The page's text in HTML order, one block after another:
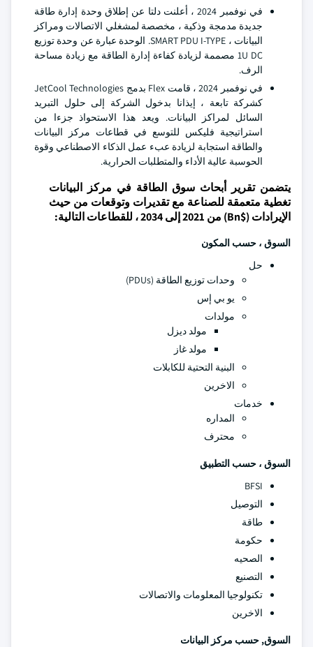
في نوفمبر 2024 ، أعلنت دلتا عن إطلاق وحدة إدارة طاقة
جديدة مدمجة وذكية ، مخصصة لمشغلي الاتصالات ومراكز
البيانات ، SMART PDU I-TYPE. الوحدة عبارة عن وحدة توزيع
1U DC مصممة لزيادة كفاءة إدارة الطاقة مع زيادة مساحة
الرف.
في نوفمبر 2024 ، قامت Flex بدمج JetCool Technologies
كشركة تابعة ، إيذانا بدخول الشركة إلى حلول التبريد
السائل لمراكز البيانات. ويعد هذا الاستحواذ جزءا من
استراتيجية فليكس للتوسع في قطاعات مركز البيانات
والطاقة استجابة لزيادة عبء عمل الذكاء الاصطناعي وقوة
الحوسبة عالية الأداء والمتطلبات الحرارية.
يتضمن تقرير أبحاث سوق الطاقة في مركز البيانات
تغطية متعمقة للصناعة مع تقديرات وتوقعات من حيث
الإيرادات ($Bn) من 2021 إلى 2034 ، للقطاعات التالية:
السوق ، حسب المكون
حل
وحدات توزيع الطاقة (PDUs)
يو بي إس
مولدات
مولد ديزل
مولد غاز
البنية التحتية للكابلات
الاخرين
خدمات
المداره
محترف
السوق ، حسب التطبيق
BFSI
التوصيل
طاقة
حكومة
الصحيه
التصنيع
تكنولوجيا المعلومات والاتصالات
الاخرين
السوق, حسب مركز البيانات